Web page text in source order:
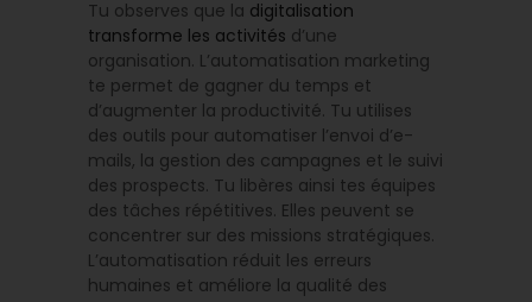
Tu observes que la digitalisation
transforme les activités d’une
organisation. L’automatisation marketing
te permet de gagner du temps et
d’augmenter la productivité. Tu utilises
des outils pour automatiser l’envoi d’e-
mails, la gestion des campagnes et le suivi
des prospects. Tu libères ainsi tes équipes
des tâches répétitives. Elles peuvent se
concentrer sur des missions stratégiques.
L’automatisation réduit les erreurs
humaines et améliore la qualité des